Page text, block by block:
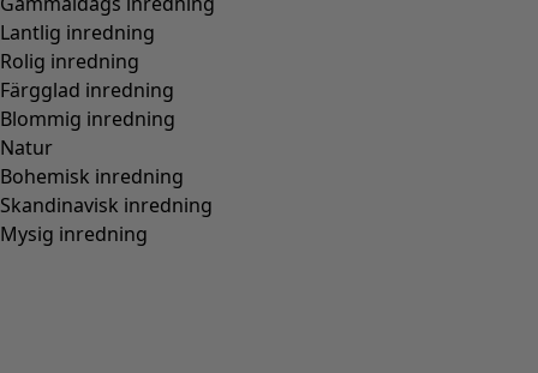
Lantlig inredning
Rolig inredning
Färgglad inredning
Blommig inredning
Natur
Bohemisk inredning
Skandinavisk inredning
Mysig inredning